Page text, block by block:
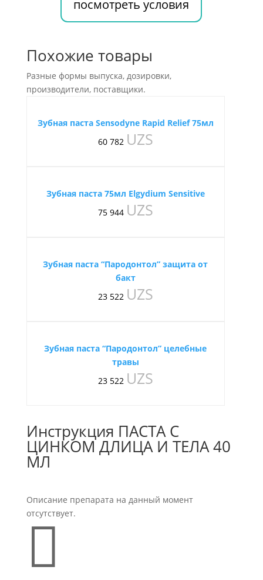
посмотреть условия
Похожие товары
Разные формы выпуска, дозировки,
производители, поставщики.
Зубная паста Sensodyne Rapid Relief 75мл
60 782 UZS
Зубная паста 75мл Elgydium Sensitive
75 944 UZS
Зубная паста “Пародонтол” защита от
бакт
23 522 UZS
Зубная паста “Пародонтол” целебные
травы
23 522 UZS
Инструкция ПАСТА С
ЦИНКОМ ДЛИЦА И ТЕЛА 40
МЛ
Описание препарата на данный момент
отсутствует.
